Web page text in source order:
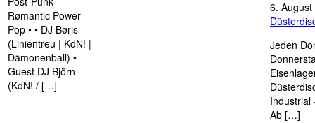
Rømantic Power
Pop • • DJ Børis
(Linientreu | KdN! |
Dämonenball) •
Guest DJ Björn
(KdN! / […]
6.
Jeden
Industrial
Ab […]